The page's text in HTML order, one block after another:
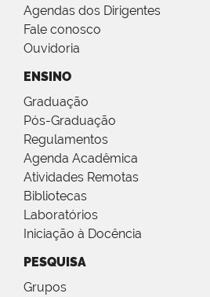
Agendas dos Dirigentes
Fale conosco
Ouvidoria
ENSINO
Graduação
Pós-Graduação
Regulamentos
Agenda Acadêmica
Atividades Remotas
Bibliotecas
Laboratórios
Iniciação à Docência
PESQUISA
Grupos